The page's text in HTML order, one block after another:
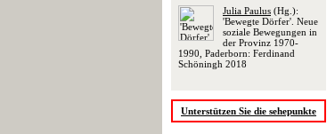
Julia Paulus (Hg.):
'Bewegte Dörfer'. Neue
soziale Bewegungen in
der Provinz 1970-
1990, Paderborn: Ferdinand
Schöningh 2018
Unterstützen Sie die sehepunkte